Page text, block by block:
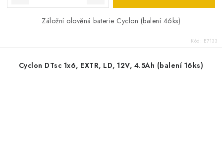
Záložní olověná baterie Cyclon (balení 46ks)
Kód: E7133
Cyclon DTsc 1x6, EXTR, LD, 12V, 4.5Ah (balení 16ks)